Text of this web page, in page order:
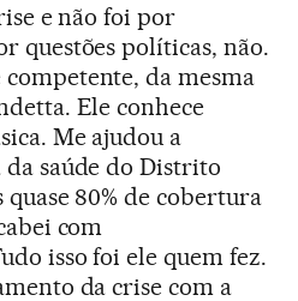
e não foi por
questões políticas, não.
da mesma
Ele conhece
Me ajudou a
saúde do Distrito
80% de cobertura
com
isso foi ele quem fez.
da crise com a